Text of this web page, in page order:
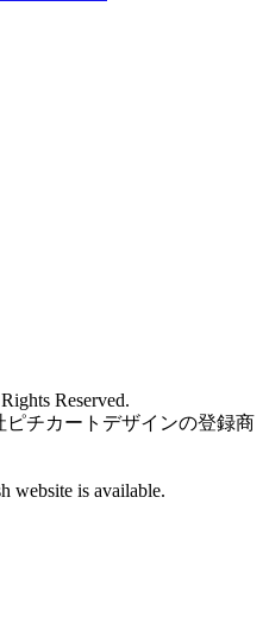
Reserved.
ピチカートデザインの登録商
website is available.